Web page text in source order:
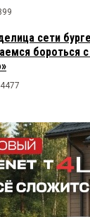
сети
бороться
4477